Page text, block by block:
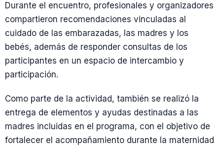
Durante el encuentro, profesionales y organizadores
compartieron recomendaciones vinculadas al
cuidado de las embarazadas, las madres y los
bebés, además de responder consultas de los
participantes en un espacio de intercambio y
participación.
Como parte de la actividad, también se realizó la
entrega de elementos y ayudas destinadas a las
madres incluidas en el programa, con el objetivo de
fortalecer el acompañamiento durante la maternidad